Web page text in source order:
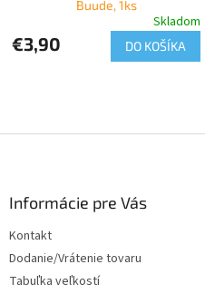
Buude, 1ks
Skladom
€3,90 DO KOŠÍKA
Informácie pre Vás
Kontakt
Dodanie/Vrátenie tovaru
Tabuľka veľkostí